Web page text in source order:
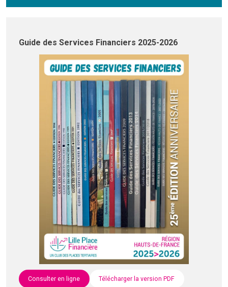
Guide des Services Financiers 2025-2026
Consulter en ligne Télécharger la version PDF